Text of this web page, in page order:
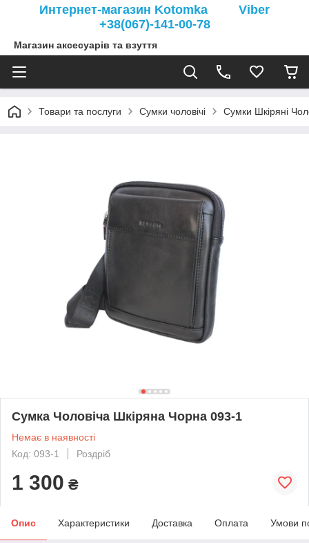
Интернет-магазин Kotomka Viber
+38(067)-141-00-78
Магазин аксесуарів та взуття
Товари та послуги Сумки чоловічі Сумки Шкіряні
Сумка Чоловіча Шкіряна Чорна 093-1
Немає в наявності
Код: 093-1
Роздріб
1 300 ₴
Опис Характеристики Доставка Оплата Умови